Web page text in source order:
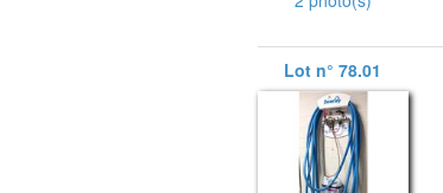
Lot n° 78.01